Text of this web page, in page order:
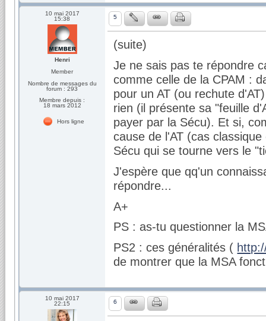
10 mai 2017
15:38
Henri
Member
Nombre de messages du
forum : 293
Membre depuis :
18 mars 2012
Hors ligne
5
(suite)
Je ne sais pas te répondre
comme celle de la CPAM :
pour un AT (ou rechute
rien (il présente sa "feuille
payer par la Sécu). Et si,
cause de l'AT (cas
Sécu qui se tourne vers le
J'espère que qq'un
répondre...
A+
PS : as-tu questionner la
PS2 : ces généralités (
de montrer que la MSA
10 mai 2017
22:15
6